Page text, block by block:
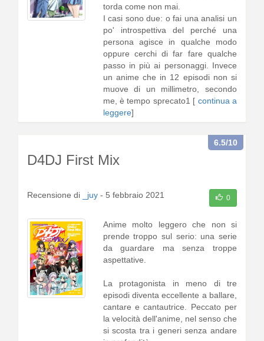
torda come non mai.
I casi sono due: o fai una analisi un
po' introspettiva del perché una
persona agisce in qualche modo
oppure cerchi di far fare qualche
passo in più ai personaggi. Invece
un anime che in 12 episodi non si
muove di un millimetro, secondo
me, è tempo sprecato1 [ continua a
leggere]
D4DJ First Mix
6.5/10
Recensione di _juy - 5 febbraio 2021 0
Anime molto leggero che non si
prende troppo sul serio: una serie
da guardare ma senza troppe
aspettative.
La protagonista in meno di tre
episodi diventa eccellente a ballare,
cantare e cantautrice. Peccato per
la velocità dell'anime, nel senso che
si scosta tra i generi senza andare